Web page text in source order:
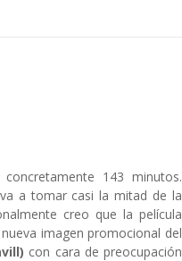
143 minutos.
a tomar casi la mitad de la
creo que la película
imagen promocional del
con cara de preocupación